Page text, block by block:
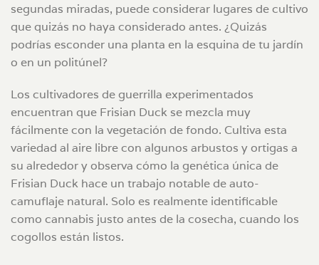
segundas miradas, puede considerar lugares de cultivo
que quizás no haya considerado antes. ¿Quizás
podrías esconder una planta en la esquina de tu jardín
o en un politúnel?
Los cultivadores de guerrilla experimentados
encuentran que Frisian Duck se mezcla muy
fácilmente con la vegetación de fondo. Cultiva esta
variedad al aire libre con algunos arbustos y ortigas a
su alrededor y observa cómo la genética única de
Frisian Duck hace un trabajo notable de auto-
camuflaje natural. Solo es realmente identificable
como cannabis justo antes de la cosecha, cuando los
cogollos están listos.